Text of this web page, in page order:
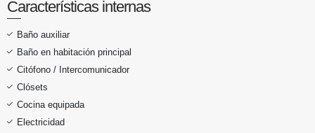
Características internas
Baño auxiliar
Baño en habitación principal
Citófono / Intercomunicador
Clósets
Cocina equipada
Electricidad